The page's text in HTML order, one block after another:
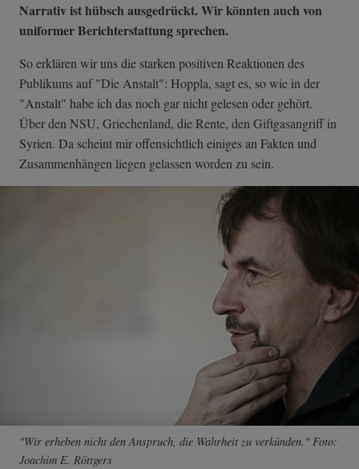
Narrativ ist hübsch ausgedrückt. Wir könnten auch von
uniformer Berichterstattung sprechen.
So erklären wir uns die starken positiven Reaktionen des
Publikums auf "Die Anstalt": Hoppla, sagt es, so wie in der
"Anstalt" habe ich das noch gar nicht gelesen oder gehört.
Über den NSU, Griechenland, die Rente, den Giftgasangriff in
Syrien. Da scheint mir offensichtlich einiges an Fakten und
Zusammenhängen liegen gelassen worden zu sein.
"Wir erheben nicht den Anspruch, die Wahrheit zu verkünden." Foto:
Joachim E. Röttgers